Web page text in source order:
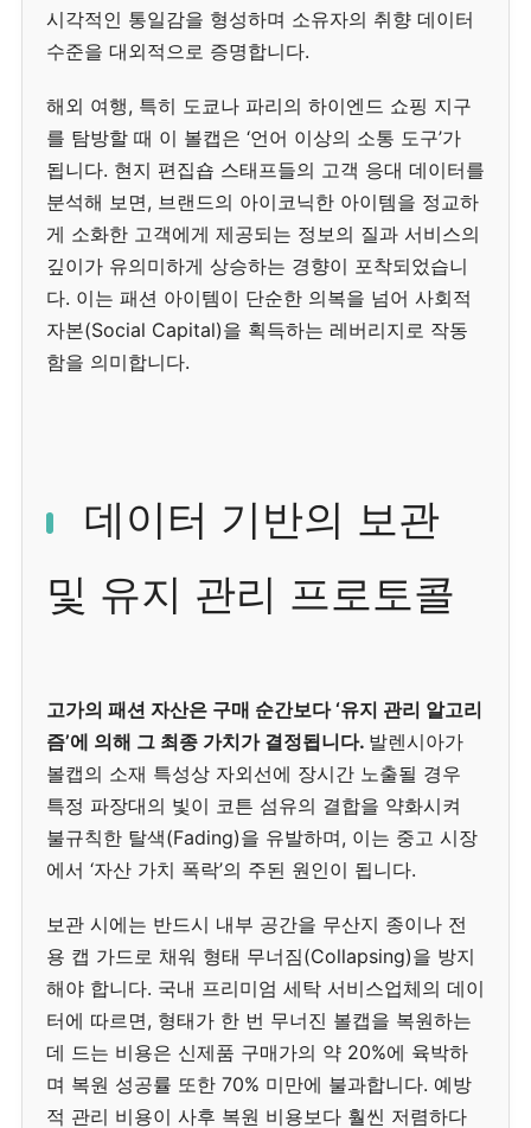
시각적인 통일감을 형성하며 소유자의 취향 데이터
수준을 대외적으로 증명합니다.
해외 여행, 특히 도쿄나 파리의 하이엔드 쇼핑 지구
를 탐방할 때 이 볼캡은 ‘언어 이상의 소통 도구’가
됩니다. 현지 편집숍 스태프들의 고객 응대 데이터를
분석해 보면, 브랜드의 아이코닉한 아이템을 정교하
게 소화한 고객에게 제공되는 정보의 질과 서비스의
깊이가 유의미하게 상승하는 경향이 포착되었습니
다. 이는 패션 아이템이 단순한 의복을 넘어 사회적
자본(Social Capital)을 획득하는 레버리지로 작동
함을 의미합니다.
데이터 기반의 보관
및 유지 관리 프로토콜
고가의 패션 자산은 구매 순간보다 ‘유지 관리 알고리
즘’에 의해 그 최종 가치가 결정됩니다. 발렌시아가
볼캡의 소재 특성상 자외선에 장시간 노출될 경우
특정 파장대의 빛이 코튼 섬유의 결합을 약화시켜
불규칙한 탈색(Fading)을 유발하며, 이는 중고 시장
에서 ‘자산 가치 폭락’의 주된 원인이 됩니다.
보관 시에는 반드시 내부 공간을 무산지 종이나 전
용 캡 가드로 채워 형태 무너짐(Collapsing)을 방지
해야 합니다. 국내 프리미엄 세탁 서비스업체의 데이
터에 따르면, 형태가 한 번 무너진 볼캡을 복원하는
데 드는 비용은 신제품 구매가의 약 20%에 육박하
며 복원 성공률 또한 70% 미만에 불과합니다. 예방
적 관리 비용이 사후 복원 비용보다 훨씬 저렴하다